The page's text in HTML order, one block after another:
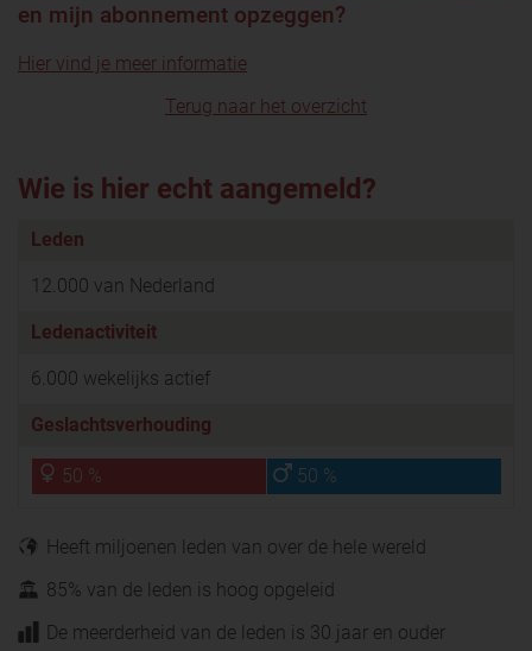
en mijn abonnement opzeggen?
Hier vind je meer informatie
Terug naar het overzicht
Wie is hier echt aangemeld?
Leden
12.000 van Nederland
Ledenactiviteit
6.000 wekelijks actief
Geslachtsverhouding
50 % 50 %
Heeft miljoenen leden van over de hele wereld
85% van de leden is hoog opgeleid
De meerderheid van de leden is 30 jaar en ouder